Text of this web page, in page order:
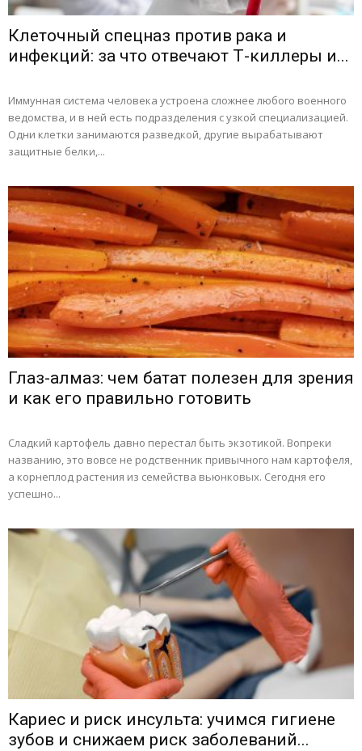
Клеточный спецназ против рака и
инфекций: за что отвечают Т-киллеры и...
Иммунная система человека устроена сложнее любого военного
ведомства, и в ней есть подразделения с узкой специализацией.
Одни клетки занимаются разведкой, другие вырабатывают
защитные белки,...
Глаз-алмаз: чем батат полезен для зрения
и как его правильно готовить
Сладкий картофель давно перестал быть экзотикой. Вопреки
названию, это вовсе не родственник привычного нам картофеля,
а корнеплод растения из семейства вьюнковых. Сегодня его
успешно...
Кариес и риск инсульта: учимся гигиене
зубов и снижаем риск заболеваний...